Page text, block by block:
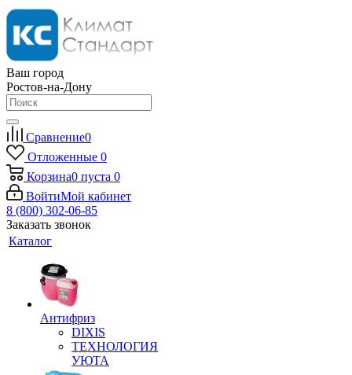
Ваш город
Ростов-на-Дону
Сравнение0
Отложенные 0
Корзина0 пуста 0
ВойтиМой кабинет
8 (800) 302-06-85
Заказать звонок
Каталог
Антифриз
DIXIS
ТЕХНОЛОГИЯ
УЮТА